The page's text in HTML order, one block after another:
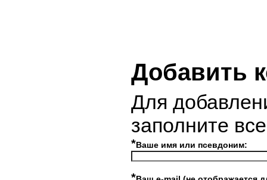
Добавить
Для
заполните
*Ваше имя или псевдоним: